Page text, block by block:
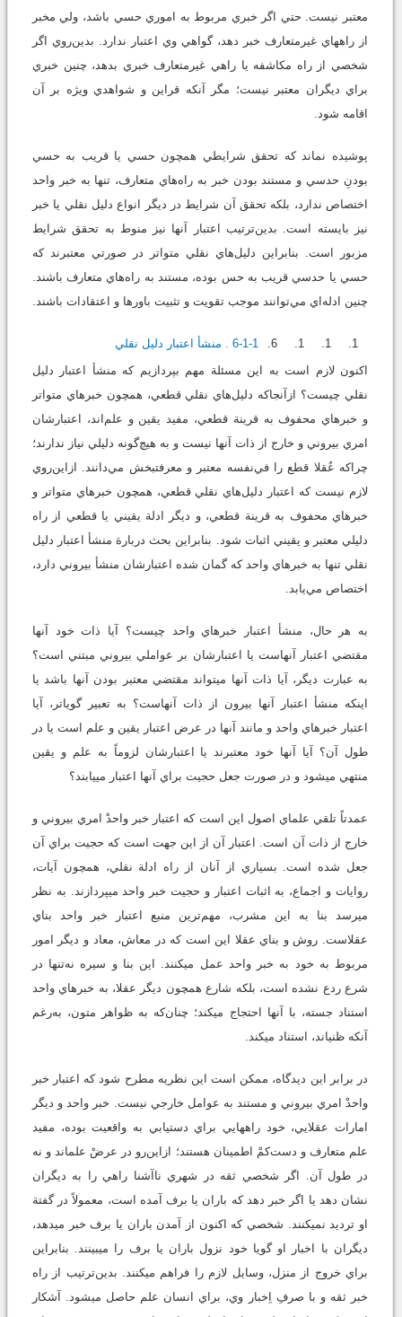
معتبر نيست. حتي اگر خبري مربوط به اموري حسي باشد، ولي مخبر
از راه‏هاي غيرمتعارف خبر دهد، گواهي وي اعتبار ندارد. بدين‌روي اگر
شخصي از راه مکاشفه يا راهي غيرمتعارف خبري بدهد، چنين خبري
براي ديگران معتبر نيست؛ مگر آنکه قراين و شواهدي ويژه بر آن
اقامه شود.
پوشيده نماند که تحقق شرايطي همچون حسي يا قريب به حسي
بودنِ حدسي و مستند بودن خبر به راه‌هاي متعارف، تنها به خبر واحد
اختصاص ندارد، بلکه تحقق آن شرايط در ديگر انواع دليل نقلي يا خبر
نيز بايسته است. بدين‌ترتيب اعتبار آنها نيز منوط به تحقق شرايط
مزبور است. بنابراين دليل‌هاي نقلي متواتر در صورتي معتبرند که
حسي يا حدسي قريب به حس بوده، مستند به راه‌هاي متعارف باشند.
چنين ادله‌اي مي‌توانند موجب تقويت و تثبيت باورها و اعتقادات باشند.
6-1-1. منشأ اعتبار دليل نقلي
اکنون لازم است به اين مسئلة‌ مهم بپردازيم که منشأ اعتبار دليل
نقلي چيست؟ ازآنجاکه دليل‌هاي نقلي قطعي، همچون خبرهاي متواتر
و خبر‌هاي محفوف به قرينة قطعي، مفيد يقين و علم‌اند، اعتبارشان
امري بيروني و خارج از ذات آنها نيست و به هيچ‌گونه دليلي نياز ندارند؛
چراکه عُقلا قطع را في‌نفسه معتبر و معرفت‏بخش مي‌دانند. از‌اين‌روي
لازم نيست که اعتبار دليل‌هاي نقلي قطعي، همچون خبرهاي متواتر و
خبر‌هاي محفوف به قرينة قطعي، و ديگر ادلة يقيني يا قطعي از راه
دليلي معتبر و يقيني اثبات شود. بنابراين بحث دربارة منشأ اعتبار دليل
نقلي تنها به خبرهاي واحد که گمان شده اعتبارشان منشأ بيروني دارد،
اختصاص مي‌يابد.
به‌ هر حال، منشأ اعتبار خبرهاي واحد چيست؟ آيا ذات خود آنها
مقتضي اعتبار آنهاست يا اعتبارشان بر عواملي بيروني مبتني است؟
به عبارت ديگر، آيا ذات آنها مي‏تواند مقتضي معتبر بودن آنها باشد يا
اينکه منشأ اعتبار آنها بيرون از ذات آنهاست؟ به تعبير گوياتر، آيا
اعتبار خبرهاي واحد و مانند آنها در عرض اعتبار يقين و علم است يا در
طول آن؟ آيا آنها خود معتبرند يا اعتبارشان لزوماً به علم و يقين
منتهي مي‏شود و در صورت جعل حجيت براي آنها اعتبار مي‏يابند؟
عمدتاً تلقي علماي اصول اين است که اعتبار خبر واحدْ امري بيروني و
خارج از ذات آن است. اعتبار آن از اين جهت است که حجيت براي آن
جعل شده است. بسياري از آنان از راه ادلة نقلي، همچون آيات،
روايات و اجماع، به اثبات اعتبار و حجيت خبر واحد مي‏پردازند. به نظر
مي‏رسد بنا به اين مشرب، مهم‌ترين منبع اعتبار خبر واحد بناي
عقلاست. روش و بناي عقلا اين است که در معاش، معاد و ديگر امور
مربوط به خود به خبر واحد عمل مي‏کنند. اين بنا و سيره نه‌تنها در
شرع ردع نشده است، بلکه شارع همچون ديگر عقلا، به خبرهاي واحد
استناد جسته، با آنها احتجاج مي‏کند؛ چنان‌که به ظواهر متون، به‌رغم
آنکه ظني‏اند، استناد مي‏کند.
در برابر اين ديدگاه، ممکن است اين نظريه مطرح شود که اعتبار خبر
واحدْ امري بيروني و مستند به عوامل خارجي نيست. خبر واحد و ديگر
امارات عقلايي، خود راه‏هايي براي دستيابي به واقعيت بوده، مفيد
علم متعارف و دست‌کمْ اطمينان هستند؛ ازاين‌رو در عرضْ علم‏اند و نه
در طول آن. اگر شخصي ثقه در شهري ناآشنا راهي را به ديگران
نشان دهد يا اگر خبر دهد که باران يا برف آمده است، معمولاً در گفتة
او ترديد نمي‏کنند. شخصي که اکنون از آمدن باران يا برف خبر مي‏دهد،
ديگران با اخبار او گويا خود نزول باران يا برف را مي‏بينند. بنابراين
براي خروج از منزل، وسايل لازم را فراهم مي‏کنند. بدين‌ترتيب از راه
خبر ثقه و با صرفِ اِخبار وي، براي انسان علم حاصل مي‏شود. آشکار